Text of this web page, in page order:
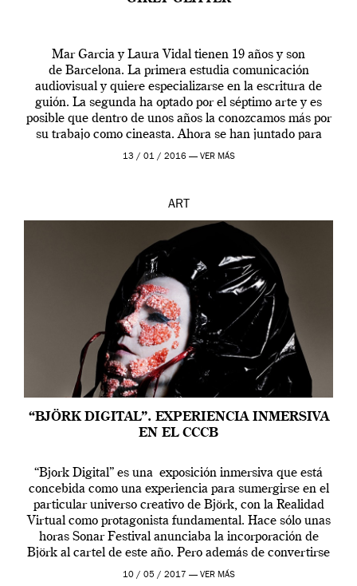
Mar Garcia y Laura Vidal tienen 19 años y son
de Barcelona. La primera estudia comunicación
audiovisual y quiere especializarse en la escritura de
guión. La segunda ha optado por el séptimo arte y es
posible que dentro de unos años la conozcamos más por
su trabajo como cineasta. Ahora se han juntado para
contarnos una […]
13 / 01 / 2016 — VER MÁS
ART
“BJÖRK DIGITAL”. EXPERIENCIA INMERSIVA
EN EL CCCB
“Bjork Digital” es una exposición inmersiva que está
concebida como una experiencia para sumergirse en el
particular universo creativo de Björk, con la Realidad
Virtual como protagonista fundamental. Hace sólo unas
horas Sonar Festival anunciaba la incorporación de
Björk al cartel de este año. Pero además de convertirse
en una de las actuaciones más relevantes […]
10 / 05 / 2017 — VER MÁS